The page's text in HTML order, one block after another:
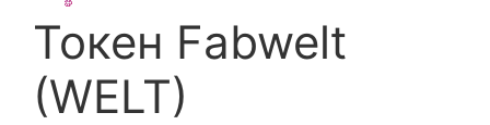
Токен Fabwelt
(WELT)